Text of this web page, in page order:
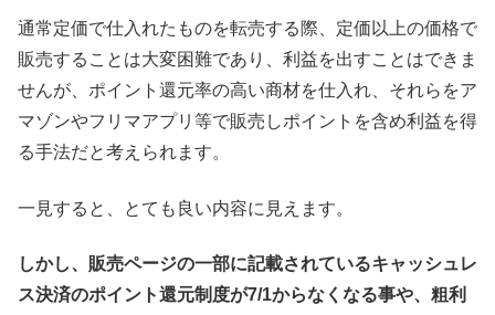
通常定価で仕入れたものを転売する際、定価以上の価格で
販売することは大変困難であり、利益を出すことはできま
せんが、ポイント還元率の高い商材を仕入れ、それらをア
マゾンやフリマアプリ等で販売しポイントを含め利益を得
る手法だと考えられます。
一見すると、とても良い内容に見えます。
しかし、販売ページの一部に記載されているキャッシュレ
ス決済のポイント還元制度が7/1からなくなる事や、粗利